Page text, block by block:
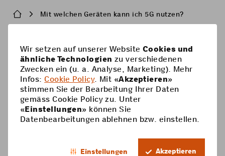
BreadcrumbMit welchen Geräten kann ich 5G nutzen?
Pied
de
page
Handy-Abos
Handy-Abos
Prepaid-Karte
Optionen
Hilfe
Supercard
Prepaid aufladen
Coop Mobile
Kontakt
DE
Wir setzen auf unserer Website Cookies und
ähnliche Technologien zu verschiedenen
Zwecken ein (u. a. Analyse, Marketing). Mehr
Infos:Cookie Policy. Mit «Akzeptieren»
stimmen Sie der Bearbeitung Ihrer Daten
gemäss Cookie Policy zu. Unter
«Einstellungen» können Sie
Datenbearbeitungen ablehnen bzw. einstellen.
Einstellungen Akzeptieren